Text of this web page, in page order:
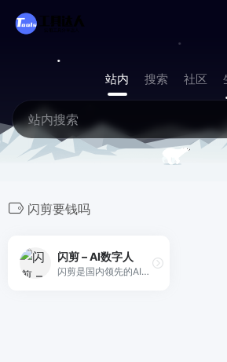
站内 搜索 社区
闪剪要钱吗
闪剪 – AI数字人
闪剪是国内领先的AI数字人口播视频在线创作平台，同时拥有移动端APP版本，平台有丰富的数字人视频模板，你只需输入关键词，AI自动创作文案一键生成数字人视频，还可在线定制专属数字人形象及声音；内含200+国际化数字人模特、24+国家AI配音、AI文案创作、智能成片、照片数字人、直播快剪、视频订阅号等功能，让企业团队轻松实现矩阵营销引流，降本增效。